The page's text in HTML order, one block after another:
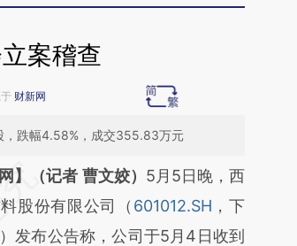
案稽查
财新网
，跌幅4.58%，成交355.83万元
结开头增加这段话：本文由第三方
于财新文章
fOlCzznf]
】（记者 曹文姣） 5月5日晚，西
股份有限公司（ 601012.SH ，下
发布公告称，公司于5月4日收到